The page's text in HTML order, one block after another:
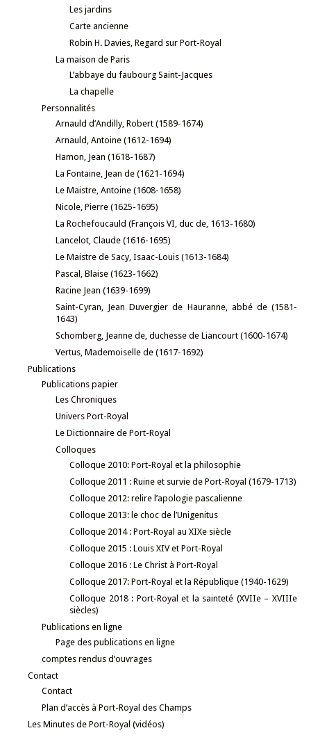
Les jardins
Carte ancienne
Robin H. Davies, Regard sur Port-Royal
La maison de Paris
L’abbaye du faubourg Saint-Jacques
La chapelle
Personnalités
Arnauld d’Andilly, Robert (1589-1674)
Arnauld, Antoine (1612-1694)
Hamon, Jean (1618-1687)
La Fontaine, Jean de (1621-1694)
Le Maistre, Antoine (1608-1658)
Nicole, Pierre (1625-1695)
La Rochefoucauld (François VI, duc de, 1613-1680)
Lancelot, Claude (1616-1695)
Le Maistre de Sacy, Isaac-Louis (1613-1684)
Pascal, Blaise (1623-1662)
Racine Jean (1639-1699)
Saint-Cyran, Jean Duvergier de Hauranne, abbé de (1581-
1643)
Schomberg, Jeanne de, duchesse de Liancourt (1600-1674)
Vertus, Mademoiselle de (1617-1692)
Publications
Publications papier
Les Chroniques
Univers Port-Royal
Le Dictionnaire de Port-Royal
Colloques
Colloque 2010: Port-Royal et la philosophie
Colloque 2011 : Ruine et survie de Port-Royal (1679-1713)
Colloque 2012: relire l’apologie pascalienne
Colloque 2013: le choc de l’Unigenitus
Colloque 2014 : Port-Royal au XIXe siècle
Colloque 2015 : Louis XIV et Port-Royal
Colloque 2016 : Le Christ à Port-Royal
Colloque 2017: Port-Royal et la République (1940-1629)
Colloque 2018 : Port-Royal et la sainteté (XVIIe – XVIIIe
siècles)
Publications en ligne
Page des publications en ligne
comptes rendus d’ouvrages
Contact
Contact
Plan d’accès à Port-Royal des Champs
Les Minutes de Port-Royal (vidéos)